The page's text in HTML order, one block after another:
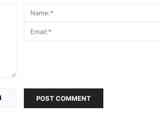
POST COMMENT